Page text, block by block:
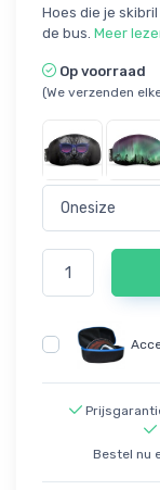
Hoes die je
de bus. Meer
Op voorraad
(We verzenden
Bestel nu